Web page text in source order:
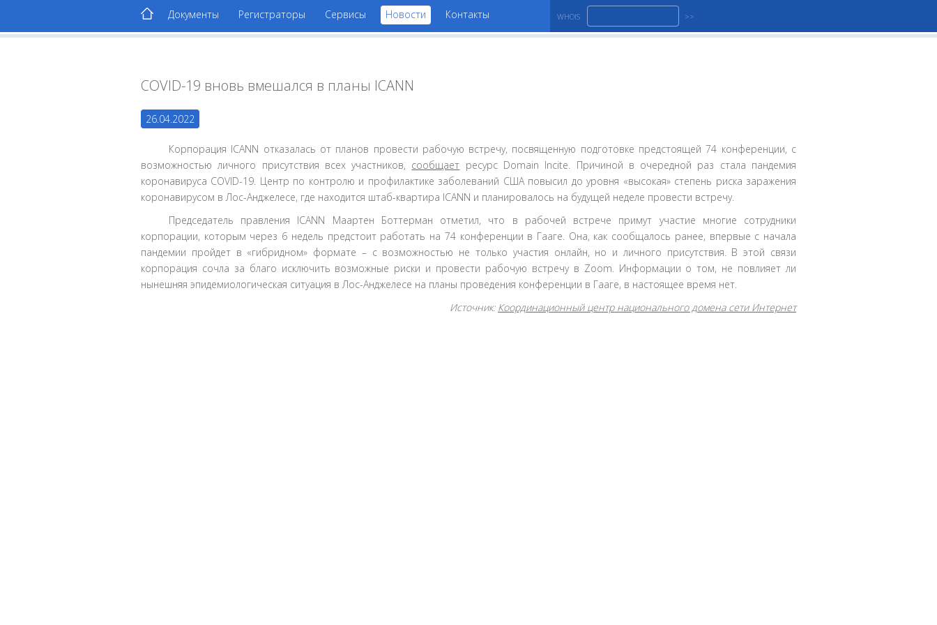
Документы Регистраторы Сервисы Новости Контакты WHOIS
COVID-19 вновь вмешался в планы ICANN
26.04.2022
Корпорация ICANN отказалась от планов провести рабочую встречу, посвященную подготовке предстоящей 74 конференции, с
возможностью личного присутствия всех участников, сообщает ресурс Domain Incite. Причиной в очередной раз стала пандемия
коронавируса COVID-19. Центр по контролю и профилактике заболеваний США повысил до уровня «высокая» степень риска заражения
коронавирусом в Лос-Анджелесе, где находится штаб-квартира ICANN и планировалось на будущей неделе провести встречу.
Председатель правления ICANN Маартен Боттерман отметил, что в рабочей встрече примут участие многие сотрудники
корпорации, которым через 6 недель предстоит работать на 74 конференции в Гааге. Она, как сообщалось ранее, впервые с начала
пандемии пройдет в «гибридном» формате – с возможностью не только участия онлайн, но и личного присутствия. В этой связи
корпорация сочла за благо исключить возможные риски и провести рабочую встречу в Zoom. Информации о том, не повлияет ли
нынешняя эпидемиологическая ситуация в Лос-Анджелесе на планы проведения конференции в Гааге, в настоящее время нет.
Источник: Координационный центр национального домена сети Интернет